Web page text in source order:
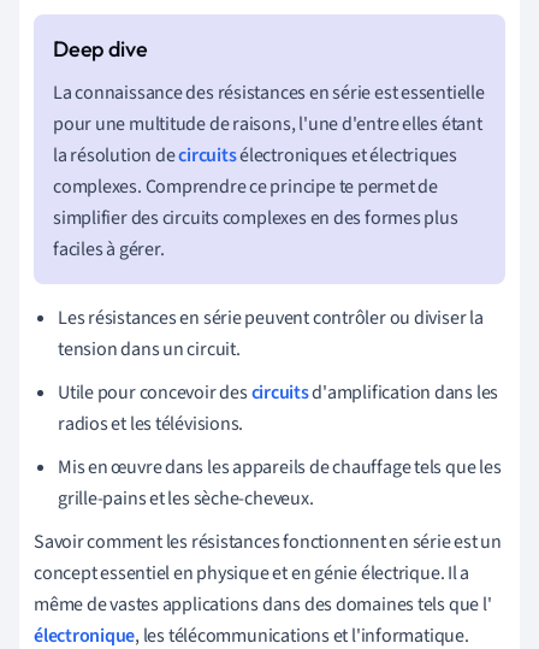
La connaissance des résistances en série est essentielle
pour une multitude de raisons, l'une d'entre elles étant
la résolution decircuitsélectroniques et électriques
complexes. Comprendre ce principe te permet de
simplifier des circuits complexes en des formes plus
faciles à gérer.
Les résistances en série peuvent contrôler ou diviser la
tension dans un circuit.
Utile pour concevoir descircuitsd'amplification dans les
radios et les télévisions.
Mis en œuvre dans les appareils de chauffage tels que les
grille-pains et les sèche-cheveux.
Savoir comment les résistances fonctionnent en série est un
concept essentiel en physique et en génie électrique. Il a
même de vastes applications dans des domaines tels que l'
électronique, les télécommunications et l'informatique.